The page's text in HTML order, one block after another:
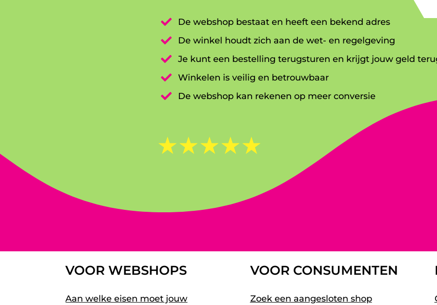

De webshop bestaat en heeft een bekend adres

De winkel houdt zich aan de wet- en regelgeving
 Je kunt een bestelling terugsturen en krijgt jouw geld
 Winkelen is veilig en betrouwbaar

De webshop kan rekenen op meer conversie
☆☆☆☆☆
VOOR WEBSHOPS
Aan welke eisen moet jouw
VOOR CONSUMENTEN
Zoek een aangesloten shop